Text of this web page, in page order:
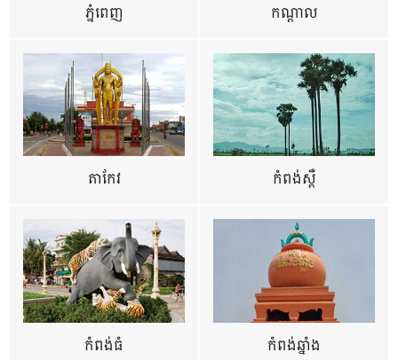
ភ្នំពេញ កណ្តាល
តាកែវ កំពង់ស្ពឺ
កំពង់ធំ កំពង់ឆ្នាំង